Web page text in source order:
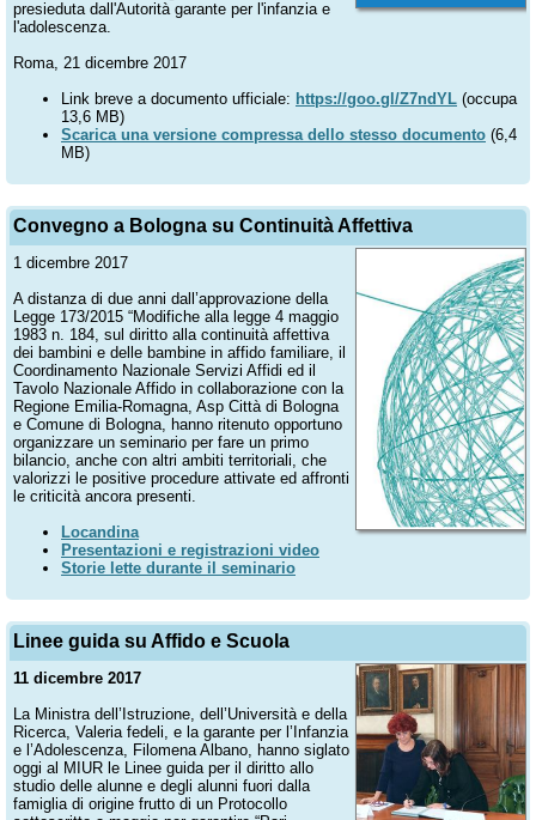
presieduta dall'Autorità garante per l'infanzia e
l'adolescenza.
Roma, 21 dicembre 2017
Link breve a documento ufficiale: https://goo.gl/Z7ndYL (occupa
13,6 MB)
Scarica una versione compressa dello stesso documento (6,4
MB)
Convegno a Bologna su Continuità Affettiva
1 dicembre 2017
A distanza di due anni dall’approvazione della
Legge 173/2015 “Modifiche alla legge 4 maggio
1983 n. 184, sul diritto alla continuità affettiva
dei bambini e delle bambine in affido familiare, il
Coordinamento Nazionale Servizi Affidi ed il
Tavolo Nazionale Affido in collaborazione con la
Regione Emilia-Romagna, Asp Città di Bologna
e Comune di Bologna, hanno ritenuto opportuno
organizzare un seminario per fare un primo
bilancio, anche con altri ambiti territoriali, che
valorizzi le positive procedure attivate ed affronti
le criticità ancora presenti.
Locandina
Presentazioni e registrazioni video
Storie lette durante il seminario
Linee guida su Affido e Scuola
11 dicembre 2017
La Ministra dell’Istruzione, dell’Università e della
Ricerca, Valeria fedeli, e la garante per l’Infanzia
e l’Adolescenza, Filomena Albano, hanno siglato
oggi al MIUR le Linee guida per il diritto allo
studio delle alunne e degli alunni fuori dalla
famiglia di origine frutto di un Protocollo